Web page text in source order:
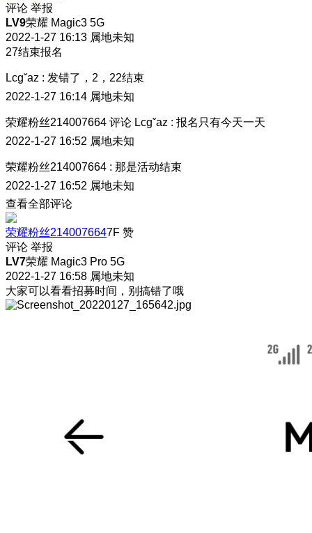
评论 举报
LV9荣耀 Magic3 5G
2022-1-27 16:13 属地未知
27结束报名
Lcgˇaz : 发错了，2，22结束
2022-1-27 16:14 属地未知
荣耀粉丝214007664 评论 Lcgˇaz : 报名只有今天一天
2022-1-27 16:52 属地未知
荣耀粉丝214007664 : 那是活动结束
2022-1-27 16:52 属地未知
查看全部评论
荣耀粉丝2140076647F 赞
评论 举报
LV7荣耀 Magic3 Pro 5G
2022-1-27 16:58 属地未知
大家可以看看招募时间，别搞错了哦